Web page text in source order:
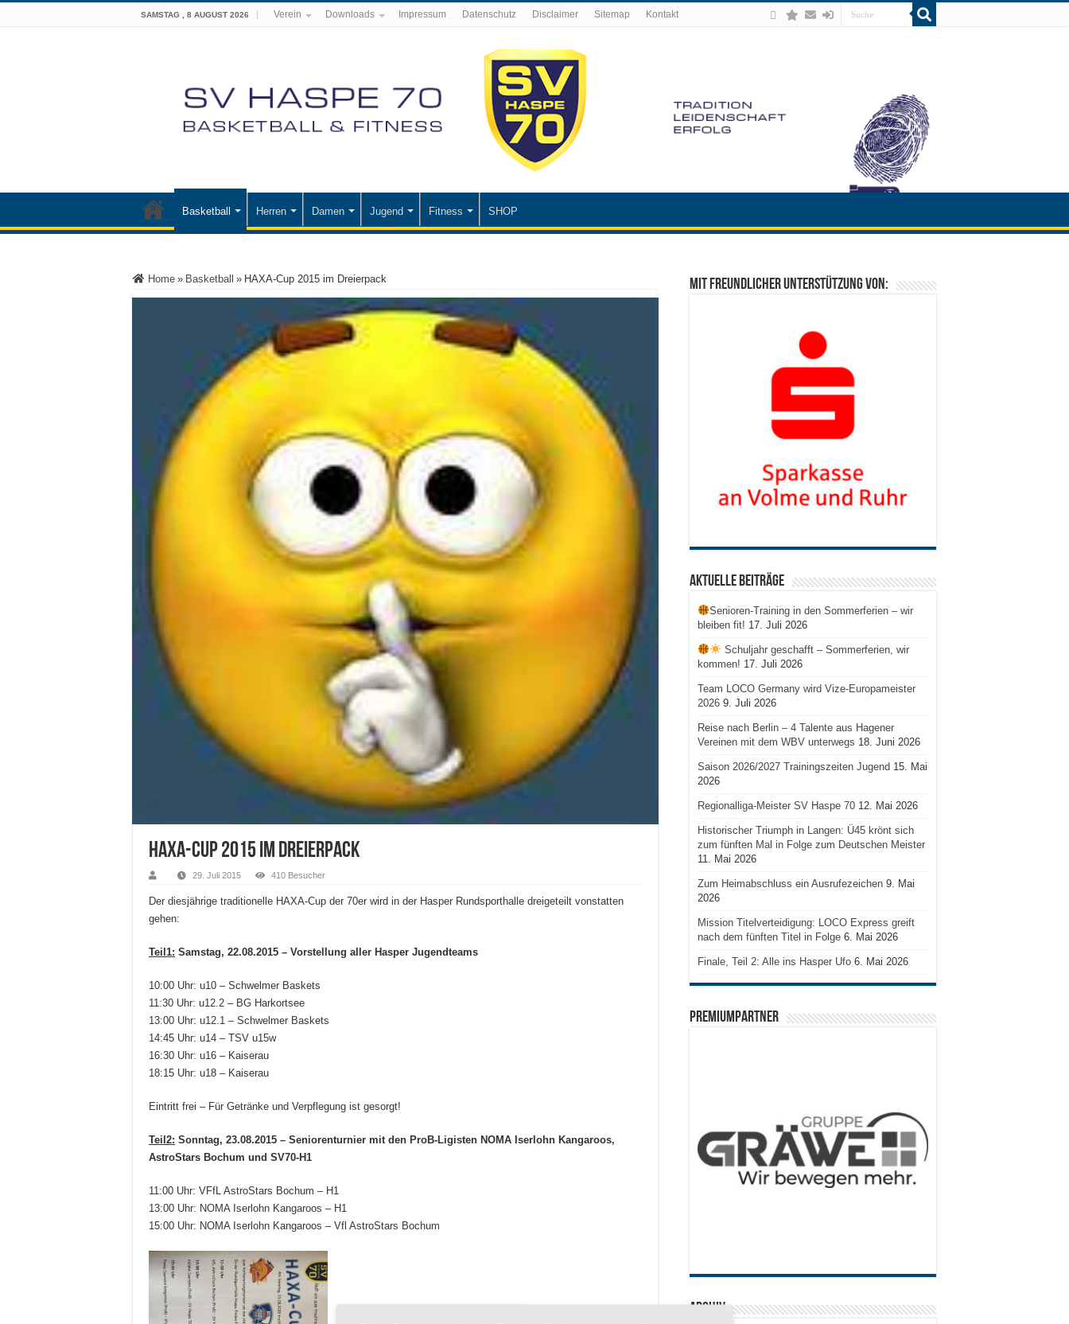
SAMSTAG , 8 AUGUST 2026 Verein Downloads Impressum Datenschutz Disclaimer Sitemap Kontakt
Basketball Herren Damen Jugend Fitness SHOP
Home » Basketball » HAXA-Cup 2015 im Dreierpack
HAXA-Cup 2015 im Dreierpack
29. Juli 2015 410 Besucher
Der diesjährige traditionelle HAXA-Cup der 70er wird in der Hasper Rundsporthalle dreigeteilt vonstatten
gehen:
Teil1: Samstag, 22.08.2015 – Vorstellung aller Hasper Jugendteams
10:00 Uhr: u10 – Schwelmer Baskets
11:30 Uhr: u12.2 – BG Harkortsee
13:00 Uhr: u12.1 – Schwelmer Baskets
14:45 Uhr: u14 – TSV u15w
16:30 Uhr: u16 – Kaiserau
18:15 Uhr: u18 – Kaiserau
Eintritt frei – Für Getränke und Verpflegung ist gesorgt!
Teil2: Sonntag, 23.08.2015 – Seniorenturnier mit den ProB-Ligisten NOMA Iserlohn Kangaroos,
AstroStars Bochum und SV70-H1
11:00 Uhr: VFfL AstroStars Bochum – H1
13:00 Uhr: NOMA Iserlohn Kangaroos – H1
15:00 Uhr: NOMA Iserlohn Kangaroos – Vfl AstroStars Bochum
Mit freundlicher Unterstützung von:
Aktuelle Beiträge
Senioren-Training in den Sommerferien – wir
bleiben fit! 17. Juli 2026
Schuljahr geschafft – Sommerferien, wir
kommen! 17. Juli 2026
Team LOCO Germany wird Vize-Europameister
2026 9. Juli 2026
Reise nach Berlin – 4 Talente aus Hagener
Vereinen mit dem WBV unterwegs 18. Juni 2026
Saison 2026/2027 Trainingszeiten Jugend 15. Mai
2026
Regionalliga-Meister SV Haspe 70 12. Mai 2026
Historischer Triumph in Langen: Ü45 krönt sich
zum fünften Mal in Folge zum Deutschen Meister
11. Mai 2026
Zum Heimabschluss ein Ausrufezeichen 9. Mai
2026
Mission Titelverteidigung: LOCO Express greift
nach dem fünften Titel in Folge 6. Mai 2026
Finale, Teil 2: Alle ins Hasper Ufo 6. Mai 2026
PREMIUMPARTNER
Archiv